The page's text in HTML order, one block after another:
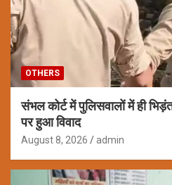
OTHERS
संभल कोर्ट में पुलिसवालों में ही
पर हुआ विवाद
August 8, 2026 admin